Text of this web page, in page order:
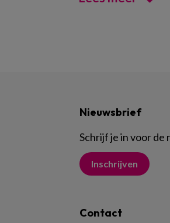
Nieuwsbrief
Schrijf je in voor de
Inschrijven
Contact